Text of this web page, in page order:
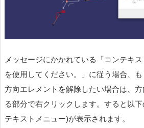
メッセージにかかれている「コンテキ
を使用してください。」に従う場合、
方向エレメントを解除したい場合は、
る部分で右クリックします。すると以
テキストメニュー)が表示されます。